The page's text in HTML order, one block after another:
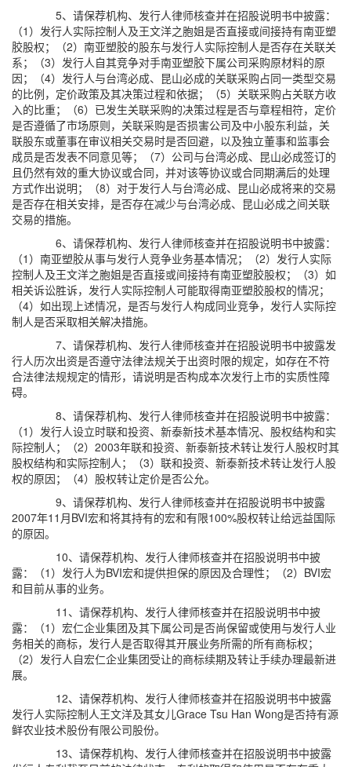
5、请保荐机构、发行人律师核查并在招股说明书中披露：
（1）发行人实际控制人及王文洋之胞姐是否直接或间接持有南亚塑
胶股权；（2）南亚塑胶的股东与发行人实际控制人是否存在关联关
系；（3）发行人自其竞争对手南亚塑胶下属公司采购原材料的原
因；（4）发行人与台湾必成、昆山必成的关联采购占同一类型交易
的比例，定价政策及其决策过程和依据；（5）关联采购占关联方收
入的比重；（6）已发生关联采购的决策过程是否与章程相符，定价
是否遵循了市场原则，关联采购是否损害公司及中小股东利益，关
联股东或董事在审议相关交易时是否回避，以及独立董事和监事会
成员是否发表不同意见等；（7）公司与台湾必成、昆山必成签订的
且仍然有效的重大协议或合同，并对该等协议或合同期满后的处理
方式作出说明；（8）对于发行人与台湾必成、昆山必成将来的交易
是否存在相关安排，是否存在减少与台湾必成、昆山必成之间关联
交易的措施。
6、请保荐机构、发行人律师核查并在招股说明书中披露：
（1）南亚塑胶从事与发行人竞争业务基本情况；（2）发行人实际
控制人及王文洋之胞姐是否直接或间接持有南亚塑胶股权；（3）如
相关诉讼胜诉，发行人实际控制人可能取得南亚塑胶股权的情况；
（4）如出现上述情况，是否与发行人构成同业竞争，发行人实际控
制人是否采取相关解决措施。
7、请保荐机构、发行人律师核查并在招股说明书中披露发
行人历次出资是否遵守法律法规关于出资时限的规定，如存在不符
合法律法规规定的情形，请说明是否构成本次发行上市的实质性障
碍。
8、请保荐机构、发行人律师核查并在招股说明书中披露：
（1）发行人设立时联和投资、新泰新技术基本情况、股权结构和实
际控制人；（2）2003年联和投资、新泰新技术转让发行人股权时其
股权结构和实际控制人；（3）联和投资、新泰新技术转让发行人股
权的原因；（4）股权转让定价是否公允。
9、请保荐机构、发行人律师核查并在招股说明书中披露
2007年11月BVI宏和将其持有的宏和有限100%股权转让给远益国际
的原因。
10、请保荐机构、发行人律师核查并在招股说明书中披
露：（1）发行人为BVI宏和提供担保的原因及合理性；（2）BVI宏
和目前从事的业务。
11、请保荐机构、发行人律师核查并在招股说明书中披
露：（1）宏仁企业集团及其下属公司是否尚保留或使用与发行人业
务相关的商标，发行人是否取得其开展业务所需的所有商标权；
（2）发行人自宏仁企业集团受让的商标续期及转让手续办理最新进
展。
12、请保荐机构、发行人律师核查并在招股说明书中披露
发行人实际控制人王文洋及其女儿Grace Tsu Han Wong是否持有源
鲜农业技术股份有限公司股份。
13、请保荐机构、发行人律师核查并在招股说明书中披露